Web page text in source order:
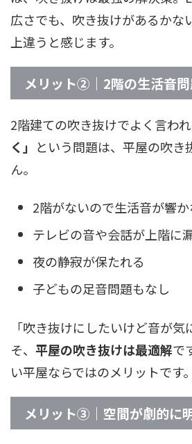
広さでも、吹き抜けがあるかな
上違うと感じます。
メリット②｜2階の生活音
2階建ての吹き抜けでよく言わ
く」 という問題は、平屋の吹き
ん。
2階がないので生活音が響
テレビの音や会話が上階に
夜の静寂が保たれる
子どもの足音問題もなし
「吹き抜けにしたいけど音が
そ、 平屋の吹き抜けは最適解で
い平屋ならではのメリットです。
メリット③｜空間が劇的に